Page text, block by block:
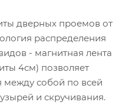
дверных проемов от
распределения
- магнитная лента
4см) позволяет
между собой по всей
и скручивания.